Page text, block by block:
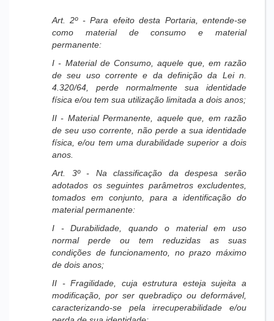
Art. 2º - Para efeito desta Portaria, entende-se
como material de consumo e material
permanente:
I - Material de Consumo, aquele que, em razão
de seu uso corrente e da definição da Lei n.
4.320/64, perde normalmente sua identidade
física e/ou tem sua utilização limitada a dois anos;
II - Material Permanente, aquele que, em razão
de seu uso corrente, não perde a sua identidade
física, e/ou tem uma durabilidade superior a dois
anos.
Art. 3º - Na classificação da despesa serão
adotados os seguintes parâmetros excludentes,
tomados em conjunto, para a identificação do
material permanente:
I - Durabilidade, quando o material em uso
normal perde ou tem reduzidas as suas
condições de funcionamento, no prazo máximo
de dois anos;
II - Fragilidade, cuja estrutura esteja sujeita a
modificação, por ser quebradiço ou deformável,
caracterizando-se pela irrecuperabilidade e/ou